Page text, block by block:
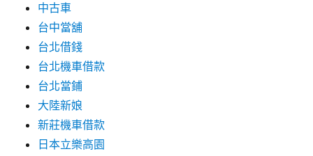
中古車
台中當舖
台北借錢
台北機車借款
台北當鋪
大陸新娘
新莊機車借款
日本立樂高園